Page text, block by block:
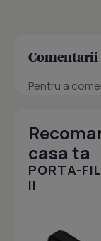
Comentarii
Pentru a
casa ta
PORTA-
II